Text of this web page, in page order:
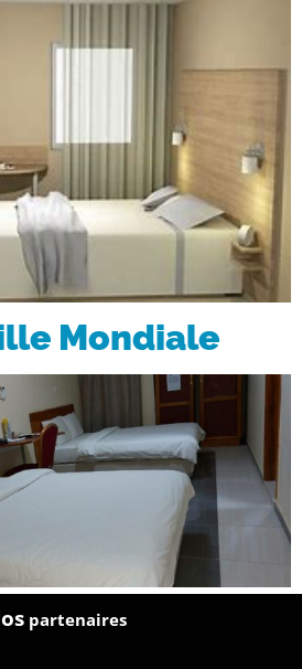
Mondiale
partenaires